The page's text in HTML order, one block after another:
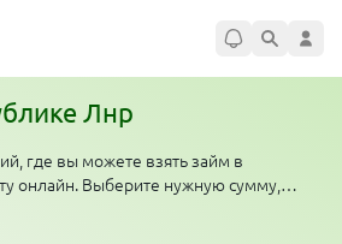
Лнр
где вы можете взять займ в
онлайн. Выберите нужную сумму,
для новых клиентов. Компании